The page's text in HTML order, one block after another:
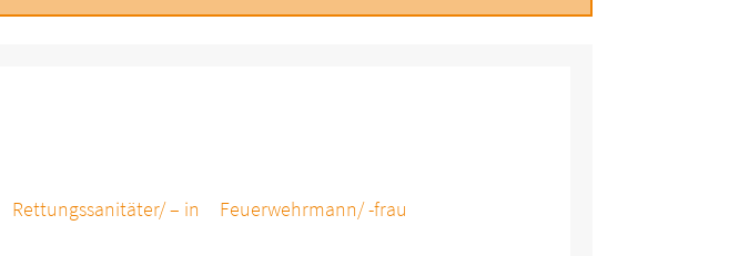
Rettungssanitäter/ – in
Feuerwehrmann/ -frau